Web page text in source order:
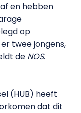
en hebben
op
twee jongens,
de NOS.
(HUB) heeft
dat dit